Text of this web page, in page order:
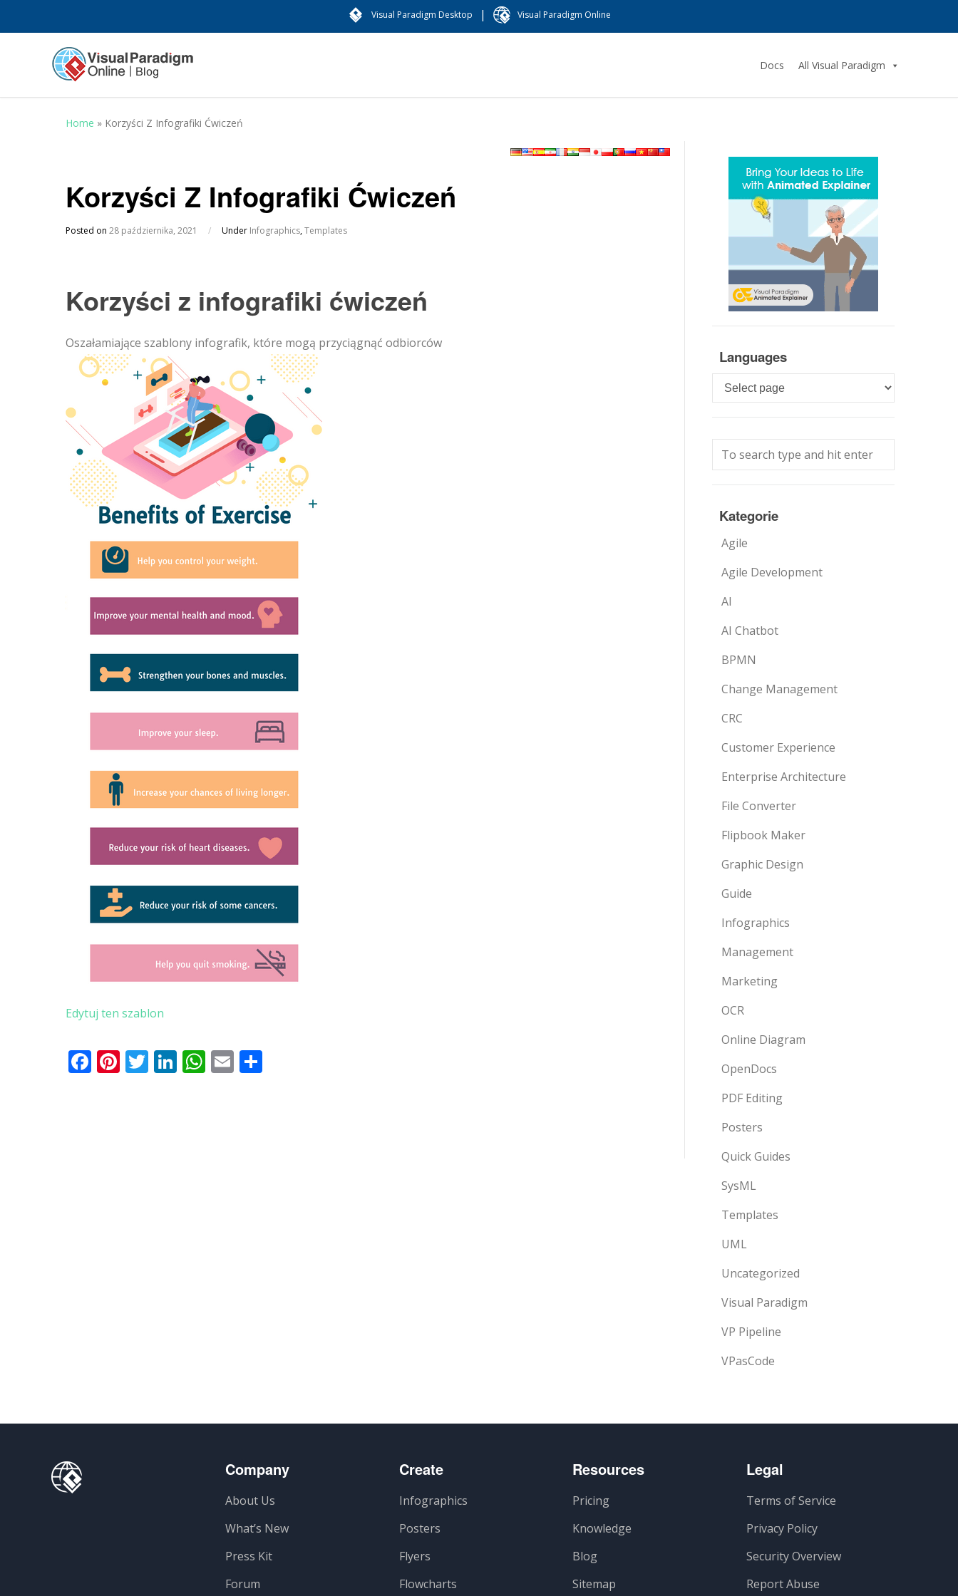
Visual Paradigm Desktop | Visual Paradigm Online
Docs All Visual Paradigm
Home » Korzyści Z Infografiki Ćwiczeń
Korzyści Z Infografiki Ćwiczeń
Posted on 28 października, 2021 / Under Infographics,Templates
Korzyści z infografiki ćwiczeń
Oszałamiające szablony infografik, które mogą przyciągnąć odbiorców
Edytuj ten szablon
Facebook
Pinterest
Twitter
LinkedIn
WhatsApp
Email
Languages
Languages
Kategorie
Agile
Agile Development
AI
AI Chatbot
BPMN
Change Management
CRC
Customer Experience
Enterprise Architecture
File Converter
Flipbook Maker
Graphic Design
Guide
Infographics
Management
Marketing
OCR
Online Diagram
OpenDocs
PDF Editing
Posters
Quick Guides
SysML
Templates
UML
Uncategorized
Visual Paradigm
VP Pipeline
VPasCode
Company
About Us
What’s New
Press Kit
Forum
Create
Infographics
Posters
Flyers
Flowcharts
Resources
Pricing
Knowledge
Blog
Sitemap
Legal
Terms of Service
Privacy Policy
Security Overview
Report Abuse